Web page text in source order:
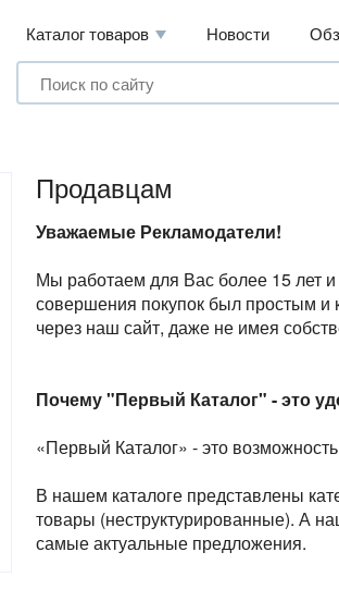
Каталог товаров Новости
Продавцам
Уважаемые Рекламодатели!
Мы работаем для Вас более 15 лет
совершения покупок был простым
через наш сайт, даже не имея
Почему "Первый Каталог" - это
«Первый Каталог» - это
В нашем каталоге представлены
товары (неструктурированные). А
самые актуальные предложения.